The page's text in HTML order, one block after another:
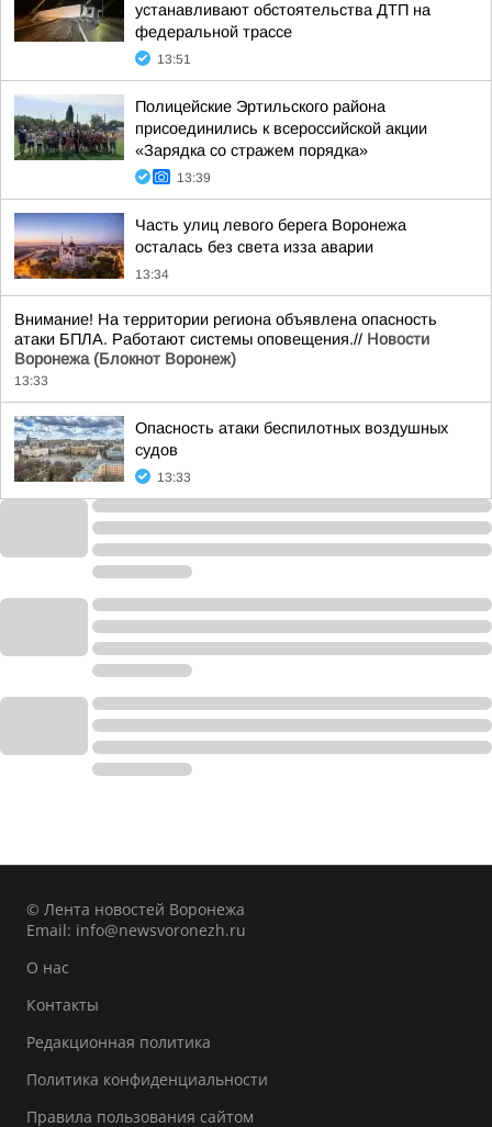
устанавливают обстоятельства ДТП на
федеральной трассе
13:51
Полицейские Эртильского района
присоединились к всероссийской акции
«Зарядка со стражем порядка»
13:39
Часть улиц левого берега Воронежа
осталась без света изза аварии
13:34
Внимание! На территории региона объявлена опасность
атаки БПЛА. Работают системы оповещения.// Новости
Воронежа (Блокнот Воронеж)
13:33
Опасность атаки беспилотных воздушных
судов
13:33
© Лента новостей Воронежа
Email: info@newsvoronezh.ru
О нас
Контакты
Редакционная политика
Политика конфиденциальности
Правила пользования сайтом